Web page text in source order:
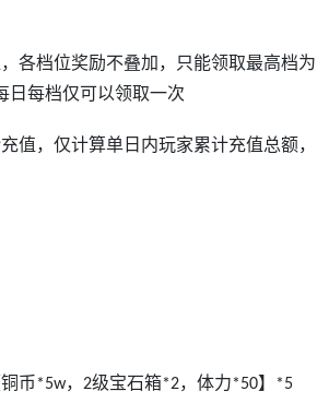
各档位奖励不叠加，只能领取最高档为
日每档仅可以领取一次
值，仅计算单日内玩家累计充值总额，
铜币*5w， 2级宝石箱*2，体力*50】 *5